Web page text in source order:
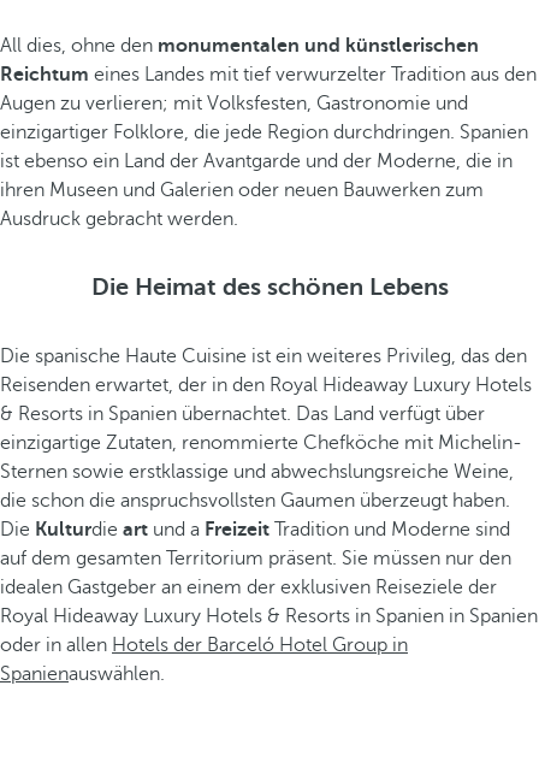
All dies, ohne den monumentalen und künstlerischen
Reichtum eines Landes mit tief verwurzelter Tradition aus den
Augen zu verlieren; mit Volksfesten, Gastronomie und
einzigartiger Folklore, die jede Region durchdringen. Spanien
ist ebenso ein Land der Avantgarde und der Moderne, die in
ihren Museen und Galerien oder neuen Bauwerken zum
Ausdruck gebracht werden.
Die Heimat des schönen Lebens
Die spanische Haute Cuisine ist ein weiteres Privileg, das den
Reisenden erwartet, der in den Royal Hideaway Luxury Hotels
& Resorts in Spanien übernachtet. Das Land verfügt über
einzigartige Zutaten, renommierte Chefköche mit Michelin-
Sternen sowie erstklassige und abwechslungsreiche Weine,
die schon die anspruchsvollsten Gaumen überzeugt haben.
Die Kulturdie art und a Freizeit Tradition und Moderne sind
auf dem gesamten Territorium präsent. Sie müssen nur den
idealen Gastgeber an einem der exklusiven Reiseziele der
Royal Hideaway Luxury Hotels & Resorts in Spanien in Spanien
oder in allen Hotels der Barceló Hotel Group in
Spanienauswählen.